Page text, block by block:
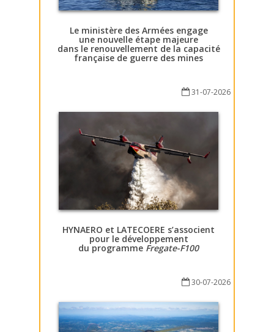
Le ministère des Armées engage
une nouvelle étape majeure
dans le renouvellement de la capacité
française de guerre des mines
31-07-2026
HYNAERO et LATECOERE s’associent
pour le développement
du programme Fregate-F100
30-07-2026